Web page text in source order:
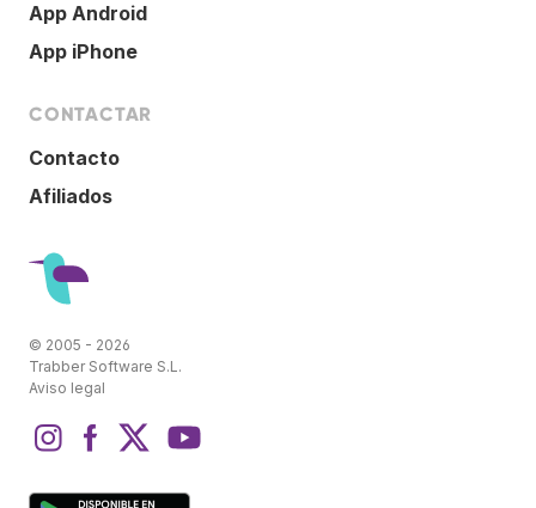
App Android
App iPhone
CONTACTAR
Contacto
Afiliados
© 2005 - 2026
Trabber Software S.L.
Aviso legal